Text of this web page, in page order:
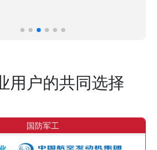
用户的共同选择
国防军工